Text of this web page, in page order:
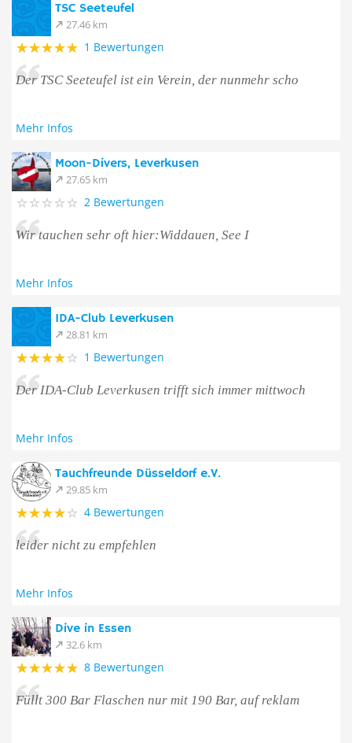
TSC Seeteufel
27.46 km
1 Bewertungen
Der TSC Seeteufel ist ein Verein, der nunmehr scho
Mehr Infos
Moon-Divers, Leverkusen
27.65 km
2 Bewertungen
Wir tauchen sehr oft hier:Widdauen, See I
Mehr Infos
IDA-Club Leverkusen
28.81 km
1 Bewertungen
Der IDA-Club Leverkusen trifft sich immer mittwoch
Mehr Infos
Tauchfreunde Düsseldorf e.V.
29.85 km
4 Bewertungen
leider nicht zu empfehlen
Mehr Infos
Dive in Essen
32.6 km
8 Bewertungen
Füllt 300 Bar Flaschen nur mit 190 Bar, auf reklam